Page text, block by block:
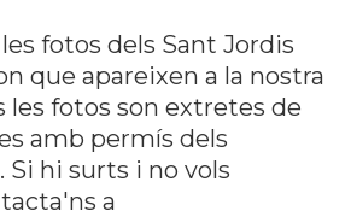
fotos dels Sant Jordis
que apareixen a la nostra
les fotos son extretes de
amb permís dels
Si hi surts i no vols
a